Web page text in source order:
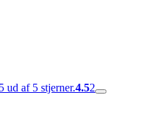
ud af 5 stjerner.4.52